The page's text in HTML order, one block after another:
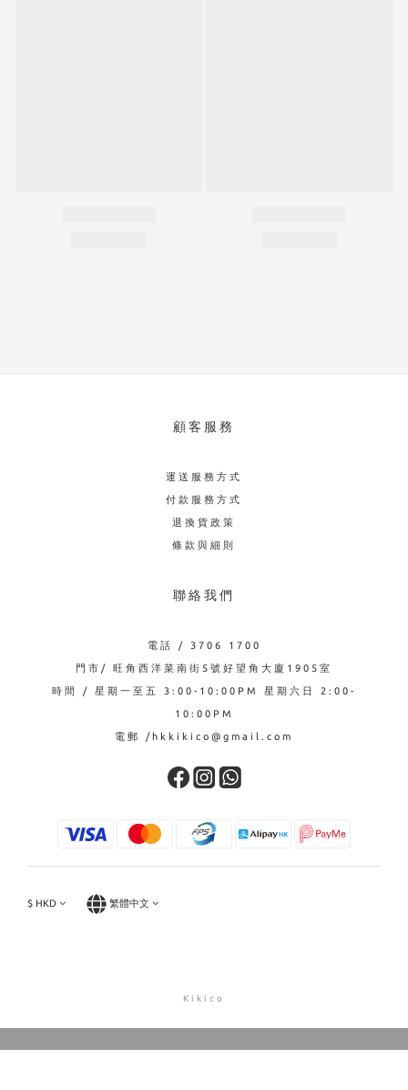
顧客服務
運送服務方式
付款服務方式
退換貨政策
條款與細則
聯絡我們
電話 / 3706 1700
門市/ 旺角西洋菜南街5號好望角大廈1905室
時間 / 星期一至五 3:00-10:00PM 星期六日 2:00-
10:00PM
電郵 /hkkikico@gmail.com
$ HKD 繁體中文
Kikico